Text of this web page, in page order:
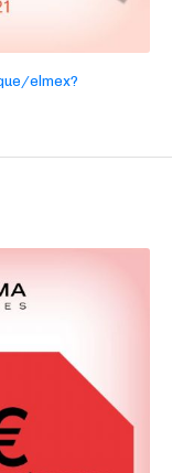
elmex?